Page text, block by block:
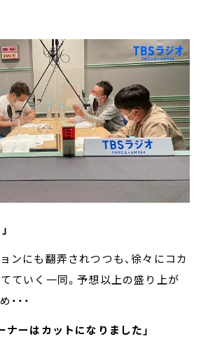
ンにも翻弄されつつも、徐々にコカ
ていく一同。予想以上の盛り上が
・・
ナーはカットになりました」